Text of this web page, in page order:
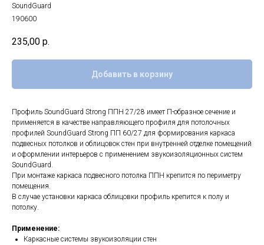
SoundGuard
190600
235,00 р.
Добавить в корзину
Профиль SoundGuard Strong ППН 27/28 имеет П-образное сечение и
применяется в качестве направляющего профиля для потолочных
профилей SoundGuard Strong ПП 60/27 для формирования каркаса
подвесных потолков и облицовок стен при внутренней отделке помещений
и оформлении интерьеров с применением звукоизоляционных систем
SoundGuard.
При монтаже каркаса подвесного потолка ППН крепится по периметру
помещения.
В случае установки каркаса облицовки профиль крепится к полу и
потолку.
Применение:
Каркасные системы звукоизоляции стен